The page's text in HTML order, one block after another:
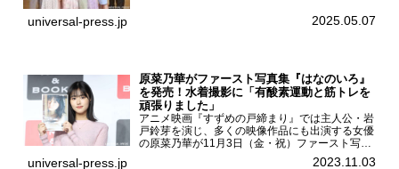
モード学園コクーンタワーで開催され、卒業モデ
universal-press.jp 2025.05.07
原菜乃華がファースト写真集『はなのいろ』
を発売！水着撮影に「有酸素運動と筋トレを
頑張りました」
アニメ映画『すずめの戸締まり』では主人公・岩
戸鈴芽を演じ、多くの映像作品にも出演する女優
の原菜乃華が11月3日（金・祝）ファースト写真
集『はなのいろ』発売記念イベントを
universal-press.jp 2023.11.03